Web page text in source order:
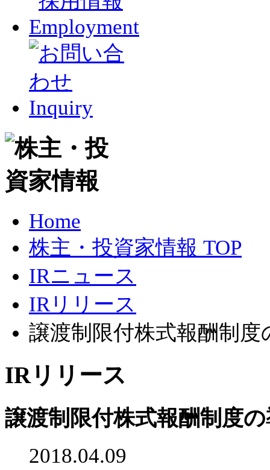
Home
株主・投資家情報 TOP
IRニュース
IRリリース
譲渡制限付株式報酬制
IRリリース
譲渡制限付株式報酬制度
2018.04.09